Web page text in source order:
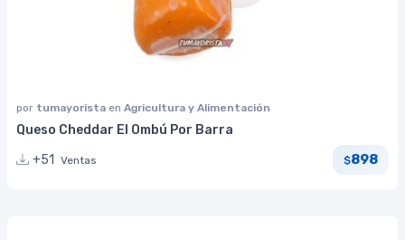
por tumayorista en Agricultura y Alimentación
Queso Cheddar El Ombú Por Barra
+51
Ventas $898